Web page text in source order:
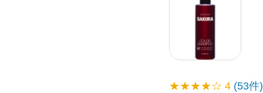
★★★★☆ 4 (53件)